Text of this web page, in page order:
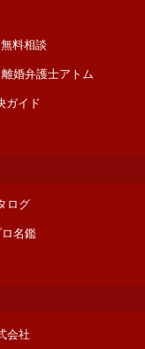
料相談
離婚弁護士アトム
ガイド
ログ
名鑑
会社